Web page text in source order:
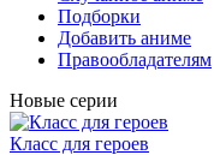
Подборки
Добавить аниме
Правообладателям
Новые серии
Класс для героев